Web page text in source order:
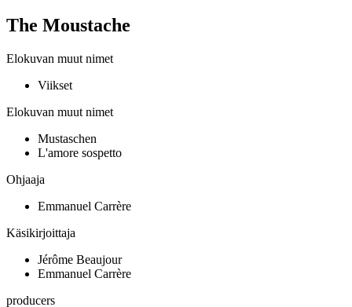
The Moustache
Elokuvan muut nimet
Viikset
Elokuvan muut nimet
Mustaschen
L'amore sospetto
Ohjaaja
Emmanuel Carrère
Käsikirjoittaja
Jérôme Beaujour
Emmanuel Carrère
producers